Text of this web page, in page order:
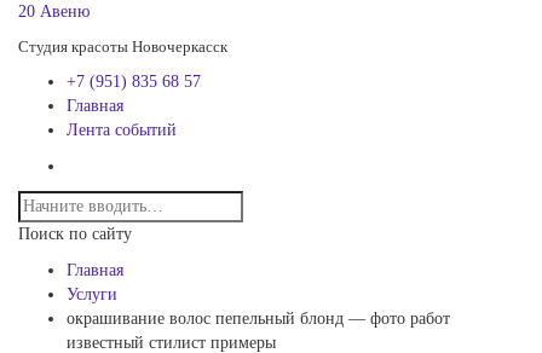
20 Авеню
Студия красоты Новочеркасск
+7 (951) 835 68 57
Главная
Лента событий
Поиск по сайту
Главная
Услуги
окрашивание волос пепельный блонд — фото работ
известный стилист примеры